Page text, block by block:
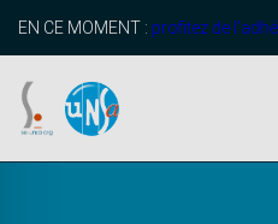
EN CE MOMENT : profitez de